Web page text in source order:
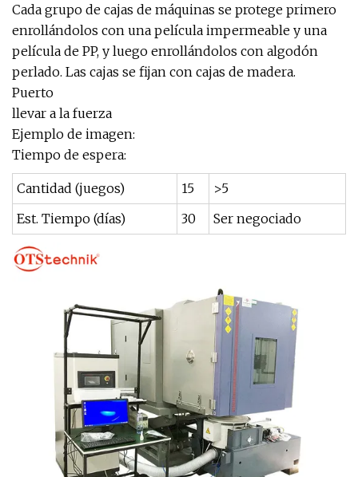
Cada grupo de cajas de máquinas se protege primero
enrollándolos con una película impermeable y una
película de PP, y luego enrollándolos con algodón
perlado. Las cajas se fijan con cajas de madera.
Puerto
llevar a la fuerza
Ejemplo de imagen:
Tiempo de espera:
Cantidad (juegos) 15
>5
Est. Tiempo (días)
30 Ser negociado